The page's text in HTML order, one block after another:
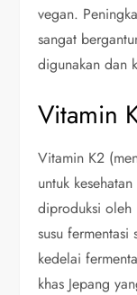
vegan.
sangat
digunakan dan
Vitamin
Vitamin K2
untuk
diproduksi oleh
susu
kedelai
khas Jepang